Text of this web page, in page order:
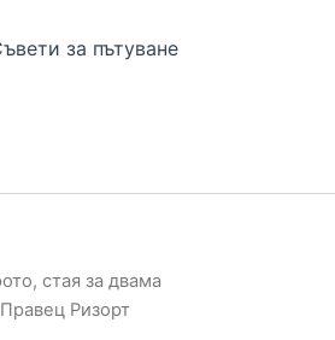
за пътуване
стая за двама
Ризорт